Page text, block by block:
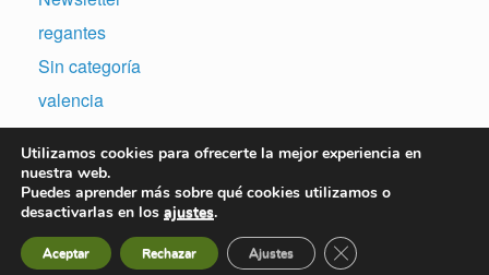
regantes
Sin categoría
valencia
S.L. | Todos los derechos Reservados. |Aviso Legal |Política de Privacidad
Utilizamos cookies para ofrecerte la mejor experiencia en
nuestra web.
Puedes aprender más sobre qué cookies utilizamos o
desactivarlas en los ajustes.
Aceptar Rechazar Ajustes Cerrar el banner de